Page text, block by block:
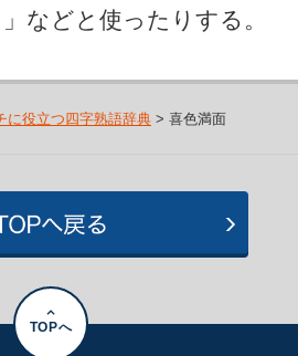
などと使ったりする。
に役立つ四字熟語辞典> 喜色満面
TOPへ